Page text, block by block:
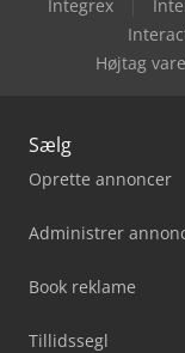
Integrex
Højtag
Sælg
Oprette annoncer
Administrer
Book reklame
Tillidssegl